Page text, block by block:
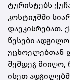
ტურისტებს
კოსტიუმში
დაეკისრებათ.
წესები
უცხოელებთან
შემდეგ მიიღო,
ისეთ